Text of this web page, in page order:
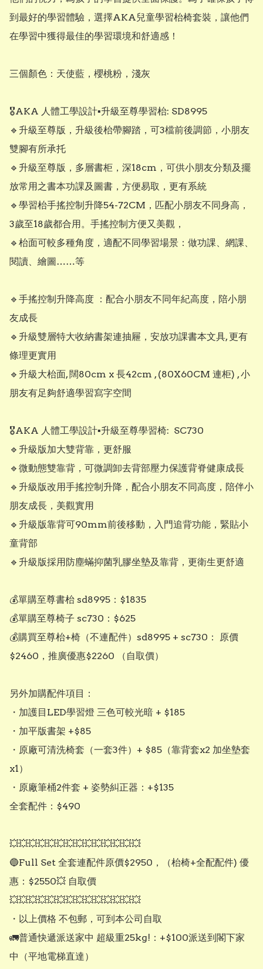
到最好的學習體驗，選擇AKA兒童學習枱椅套裝，讓他們
在學習中獲得最佳的學習環境和舒適感！
三個顏色：天使藍，櫻桃粉，淺灰
🎖AKA 人體工學設計▪︎升級至尊學習枱: SD8995
🔹️升級至尊版，升級後枱帶腳踏，可3檔前後調節，小朋友
雙腳有所承托
🔹️升級至尊版，多層書柜，深18cm，可供小朋友分類及擺
放常用之書本功課及圖書，方便易取，更有系統
🔹️學習枱手搖控制升降54-72CM，匹配小朋友不同身高，
3歲至18歲都合用。手搖控制方便又美觀，
🔹️枱面可較多種角度，適配不同學習場景：做功課、網課、
閱讀、繪圖……等
🔹️手搖控制升降高度 ：配合小朋友不同年紀高度，陪小朋
友成長
🔹️升級雙層特大收納書架連抽屜，安放功課書本文具, 更有
條理更實用
🔹️升級大枱面, 闊80cm x 長42cm , (80X60CM 連柜) , 小
朋友有足夠舒適學習寫字空間
🎖AKA 人體工學設計▪︎升級至尊學習椅:  SC730
🔹️升級版加大雙背靠，更舒服
🔹️微動態雙靠背，可微調卸去背部壓力保護背脊健康成長
🔹️升級版改用手搖控制升降，配合小朋友不同高度，陪伴小
朋友成長，美觀實用
🔹️升級版靠背可90mm前後移動，入門追背功能，緊貼小
童背部
🔹️升級版採用防塵蟎抑菌乳膠坐墊及靠背，更衛生更舒適
💰單購至尊書枱 sd8995：$1835
💰單購至尊椅子 sc730：$625
💰購買至尊枱+椅（不連配件）sd8995 + sc730： 原價
$2460，推廣優惠$2260 （自取價）
另外加購配件項目：
・加護目LED學習燈 三色可較光暗 + $185
・加平版書架 +$85
・原廠可清洗椅套（一套3件）+ $85（靠背套x2 加坐墊套
x1）
・原廠筆桶2件套 + 姿勢糾正器：+$135
全套配件：$490
💥💥💥💥💥💥💥💥💥💥💥💥💥💥
🔵Full Set 全套連配件原價$2950，（枱椅+全配配件) 優
惠：$2550💥 自取價
💥💥💥💥💥💥💥💥💥💥💥💥💥💥
・以上價格 不包郵，可到本公司自取
🚛普通快遞派送家中 超級重25kg!：+$100派送到閣下家
中（平地電梯直達）